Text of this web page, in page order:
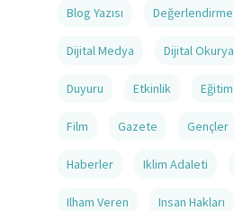
Blog Yazısı Değerlendirme
Dijital Medya Dijital
Duyuru Etkinlik Eğitim
Film Gazete Gençler
Haberler Iklim Adaleti
Ilham Veren Insan Hakları